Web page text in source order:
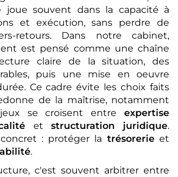
joue souvent dans la capacité à
et exécution, sans perdre de
retours. Dans notre cabinet,
est pensé comme une chaîne
claire de la situation, des
puis une mise en oeuvre
Ce cadre évite les choix faits
de la maîtrise, notamment
se croisent entre expertise
etstructuration juridique.
: protéger la trésorerieet
.
c'est souvent arbitrer entre